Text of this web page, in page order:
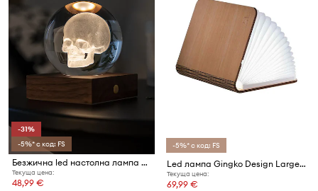
-31%
-5%* с код: FS
Безжична led настолна лампа Gingko Design Amber Crystal Light 9,5 x 8 cm
Текуща цена:
48,99 €
-5%* с код: FS
Led лампа Gingko Design Large Smart BookLight
Текуща цена:
69,99 €